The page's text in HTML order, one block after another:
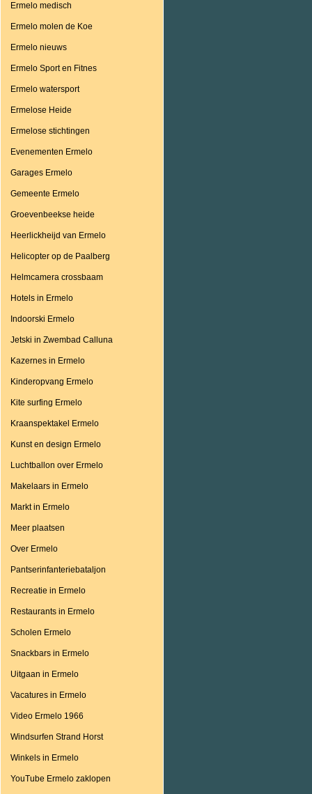
Ermelo medisch
Ermelo molen de Koe
Ermelo nieuws
Ermelo Sport en Fitnes
Ermelo watersport
Ermelose Heide
Ermelose stichtingen
Evenementen Ermelo
Garages Ermelo
Gemeente Ermelo
Groevenbeekse heide
Heerlickheijd van Ermelo
Helicopter op de Paalberg
Helmcamera crossbaam
Hotels in Ermelo
Indoorski Ermelo
Jetski in Zwembad Calluna
Kazernes in Ermelo
Kinderopvang Ermelo
Kite surfing Ermelo
Kraanspektakel Ermelo
Kunst en design Ermelo
Luchtballon over Ermelo
Makelaars in Ermelo
Markt in Ermelo
Meer plaatsen
Over Ermelo
Pantserinfanteriebataljon
Recreatie in Ermelo
Restaurants in Ermelo
Scholen Ermelo
Snackbars in Ermelo
Uitgaan in Ermelo
Vacatures in Ermelo
Video Ermelo 1966
Windsurfen Strand Horst
Winkels in Ermelo
YouTube Ermelo zaklopen